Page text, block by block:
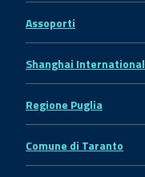
Assoporti
Shanghai
Regione Puglia
Comune di Taranto